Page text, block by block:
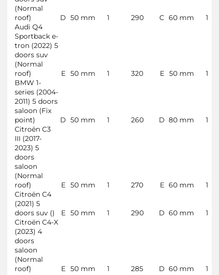
(Normal
roof)
D 50 mm 1 290 C 60 mm
1
Audi Q4
Sportback e-
tron (2022) 5
doors suv
(Normal
roof)
E 50 mm 1 320 E 50 mm
1
BMW 1-
series (2004-
2011) 5 doors
saloon (Fix
point)
D 50 mm 1 260 D 80 mm
1
Citroën C3
III (2017-
2023) 5
doors
saloon
(Normal
roof)
E 50 mm 1 270 E 60 mm
1
Citroën C4
(2021) 5
doors suv ()
E 50 mm 1 290 D 60 mm
1
Citroën C4-X
(2023) 4
doors
saloon
(Normal
roof)
E 50 mm 1 285 D 60 mm
1